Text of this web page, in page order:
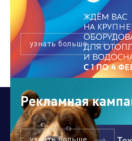
узнать больше
Рекламная
узнать больше